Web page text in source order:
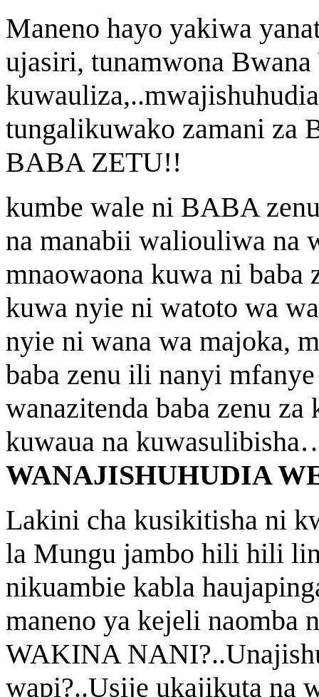
Maneno hayo yakiwa
ujasiri, tunamwona Bwana
tungalikuwako zamani
BABA ZETU!!
kumbe wale ni BABA
na manabii waliouliwa na
mnaowaona kuwa ni baba
kuwa nyie ni watoto wa
nyie ni wana wa majoka,
baba zenu ili nanyi
wanazitenda baba zenu
kuwaua na
WANAJISHUHUDIA
Lakini cha kusikitisha ni
la Mungu jambo hili hili
nikuambie kabla
maneno ya kejeli
WAKINA
wapi?..Usije ukajikuta na